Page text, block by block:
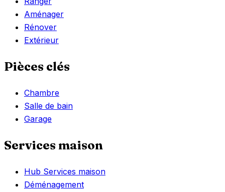
Aménager
Rénover
Extérieur
Pièces clés
Chambre
Salle de bain
Garage
Services maison
Hub Services maison
Déménagement